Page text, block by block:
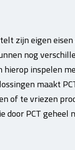
zijn eigen
nog
hierop inspelen
maakt
of te vriezen
door PCT